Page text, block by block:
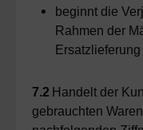
beginnt die
Rahmen der
Ersatzlieferung
7.2 Handelt der
gebrauchten